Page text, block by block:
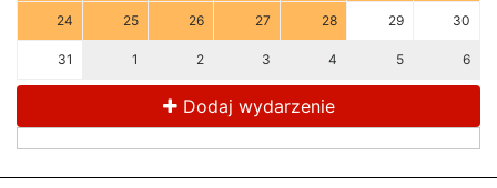
24 25 26 27 28 29 30
31 1 2 3 4 5 6
Dodaj wydarzenie